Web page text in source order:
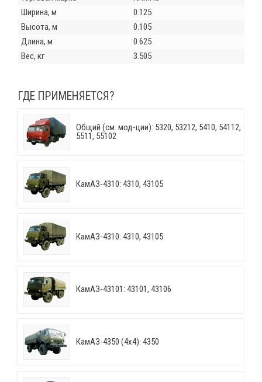
Ширина, м
0.125
Высота, м
0.105
Длина, м
0.625
Вес, кг
3.505
ГДЕ ПРИМЕНЯЕТСЯ?
Общий (см. мод-ции): 5320, 53212, 5410, 54112,
5511, 55102
КамАЗ-4310: 4310, 43105
КамАЗ-4310: 4310, 43105
КамАЗ-43101: 43101, 43106
КамАЗ-4350 (4х4): 4350